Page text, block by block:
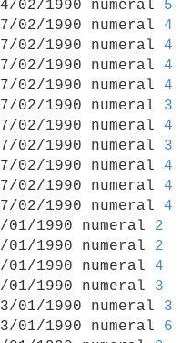
02/1990 numeral 5
02/1990 numeral 4
02/1990 numeral 4
02/1990 numeral 4
02/1990 numeral 4
02/1990 numeral 3
02/1990 numeral 4
02/1990 numeral 3
02/1990 numeral 4
02/1990 numeral 4
02/1990 numeral 4
1990 numeral 2
1990 numeral 2
1990 numeral 4
1990 numeral 3
01/1990 numeral 3
01/1990 numeral 6